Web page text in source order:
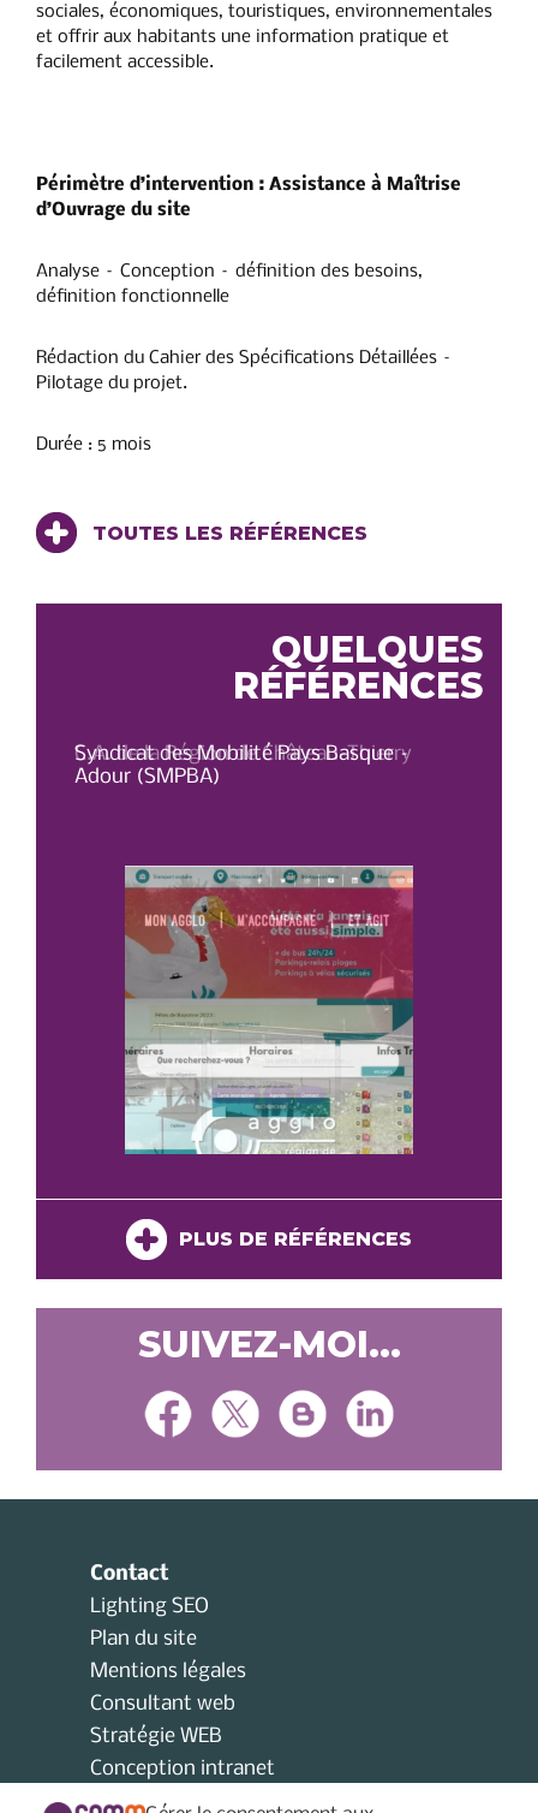
sociales, économiques, touristiques, environnementales
et offrir aux habitants une information pratique et
facilement accessible.
Périmètre d’intervention : Assistance à Maîtrise
d’Ouvrage du site
Analyse – Conception – définition des besoins,
définition fonctionnelle
Rédaction du Cahier des Spécifications Détaillées –
Pilotage du projet.
Durée : 5 mois
TOUTES LES RÉFÉRENCES
QUELQUES
RÉFÉRENCES
C.A. de la Région de Château-Thierry
Syndicat des Mobilité Pays Basque –
Adour (SMPBA)
PLUS DE RÉFÉRENCES
SUIVEZ-MOI...
Contact
Lighting SEO
Plan du site
Mentions légales
Consultant web
Stratégie WEB
Conception intranet
Consultant collectivités locales